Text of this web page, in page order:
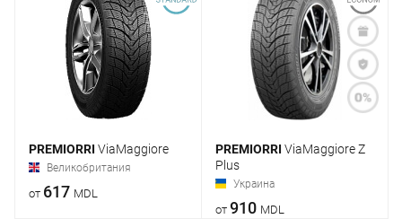
PREMIORRI ViaMaggiore
Великобритания
от 617 MDL
PREMIORRI ViaMaggiore Z
Plus
Украина
от 910 MDL